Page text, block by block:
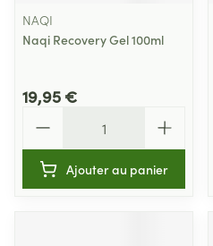
NAQI
Naqi Recovery Gel 100ml
19,95 €
Ajouter au panier